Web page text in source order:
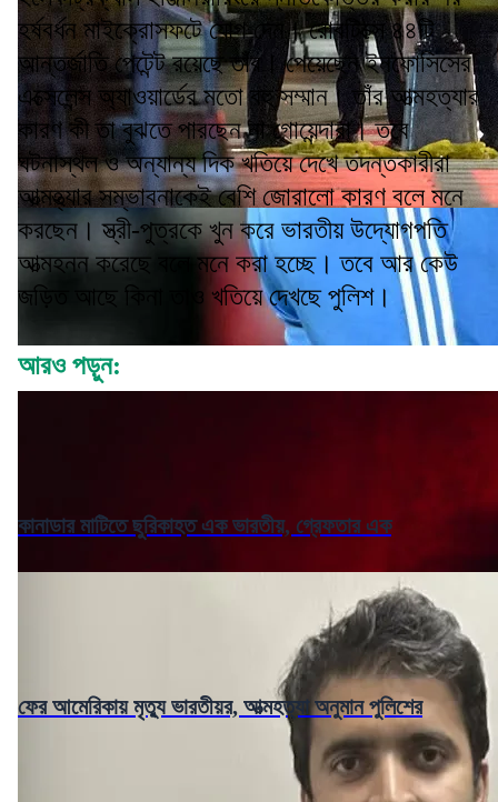
হর্ষবর্ধন মাইক্রোসফটে যোগ দেন। রোবটিক্সে ৪৪টি
আন্তর্জাতি পেটেন্ট রয়েছে তাঁর। পেয়েছেন ইনফোসিসের
এক্সেলেন্স অ্যাওয়ার্ডের মতো বহু সম্মান। তাঁর আত্মহত্যার
কারণ কী তা বুঝতে পারছেন না গোয়েন্দারা। তবে
ঘটনাস্থল ও অন্যান্য দিক খতিয়ে দেখে তদন্তকারীরা
আত্মহ্ত্যার সম্ভাবনাকেই বেশি জোরালো কারণ বলে মনে
করছেন। স্ত্রী-পুত্রকে খুন করে ভারতীয় উদ্যোগপতি
আত্মহনন করেছে বলে মনে করা হচ্ছে। তবে আর কেউ
জড়িত আছে কিনা তাও খতিয়ে দেখছে পুলিশ।
আরও পড়ুন:
কানাডার মাটিতে ছুরিকাহত এক ভারতীয়, গ্রেফতার এক
ফের আমেরিকায় মৃত্যু ভারতীয়র, আত্মহত্যা অনুমান পুলিশের